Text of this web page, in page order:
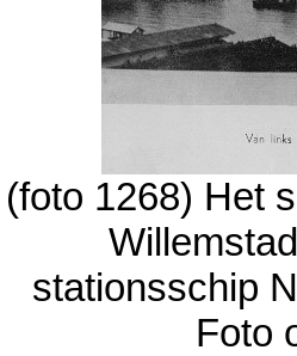
(foto 1268) Het
stationsschip
Foto